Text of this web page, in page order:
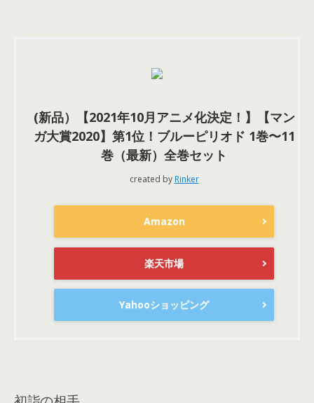
(新品）【2021年10月アニメ化決定！】【マン
ガ大賞2020】第1位！ブルーピリオド 1巻〜11
巻（最新）全巻セット
created by Rinker
Amazon
楽天市場
Yahooショッピング